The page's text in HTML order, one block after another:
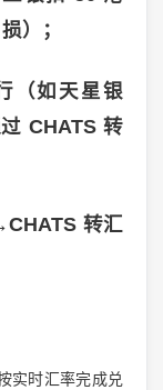
损）；
（如天星银
CHATS转
转汇
实时汇率完成兑